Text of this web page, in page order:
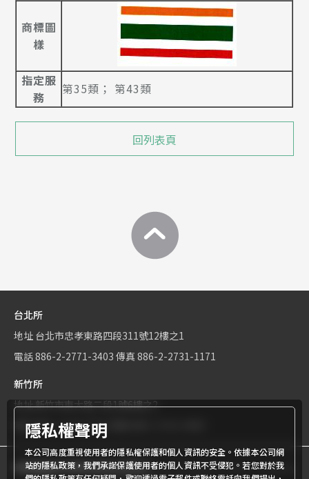
商標圖
樣
指定服
務
第35類； 第43類
回列表頁
台北所
地址 台北市忠孝東路四段311號12樓之1
電話886-2-2771-3403 傳真 886-2-2731-1171
新竹所
地址新竹市東大路二段1號6樓之2
電話886-3-534-9161
商標權屬世界專利有限公司所有© World Patent Limited Company
隱私權聲明
本公司高度重視使用者的隱私權保護和個人資訊的安全。依據本公司網
站的隱私政策，我們承諾保護使用者的個人資訊不受侵犯。若您對於我